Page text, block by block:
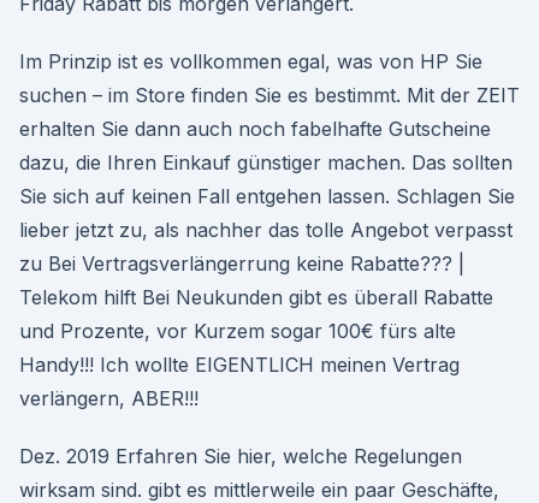
Im Prinzip ist es vollkommen egal, was von HP Sie
suchen – im Store finden Sie es bestimmt. Mit der ZEIT
erhalten Sie dann auch noch fabelhafte Gutscheine
dazu, die Ihren Einkauf günstiger machen. Das sollten
Sie sich auf keinen Fall entgehen lassen. Schlagen Sie
lieber jetzt zu, als nachher das tolle Angebot verpasst
zu Bei Vertragsverlängerrung keine Rabatte??? |
Telekom hilft Bei Neukunden gibt es überall Rabatte
und Prozente, vor Kurzem sogar 100€ fürs alte
Handy!!! Ich wollte EIGENTLICH meinen Vertrag
verlängern, ABER!!!
Dez. 2019 Erfahren Sie hier, welche Regelungen
wirksam sind. gibt es mittlerweile ein paar Geschäfte,